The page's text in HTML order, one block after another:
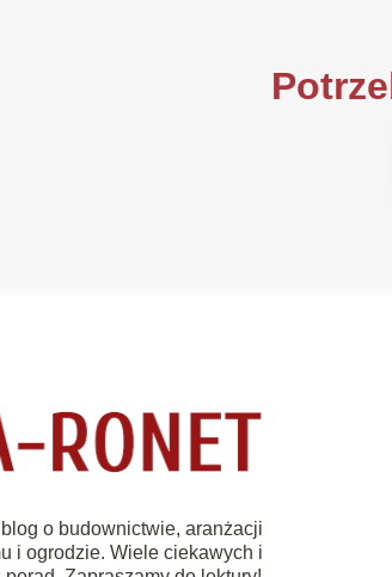
o budownictwie, aranżacji
i ogrodzie. Wiele ciekawych i